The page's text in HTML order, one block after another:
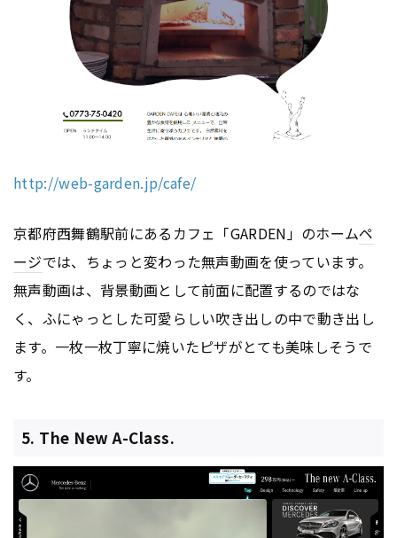
http://web-garden.jp/cafe/
京都府西舞鶴駅前にあるカフェ「GARDEN」のホームペ
ージでは、ちょっと変わった無声動画を使っています。
無声動画は、背景動画として前面に配置するのではな
く、ふにゃっとした可愛らしい吹き出しの中で動き出し
ます。一枚一枚丁寧に焼いたピザがとても美味しそうで
す。
5. The New A-Class.